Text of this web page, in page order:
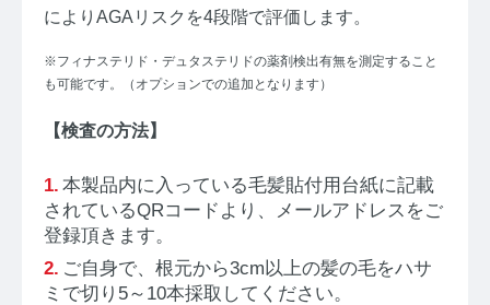
よくあるご質問 TOP
医療機関・報道関係者の方へ
ロード
ホルモン測定技術のご活用についてご案内
運営者情報
によりAGAリスクを4段階で評価します。
※フィナステリド・デュタステリドの薬剤検出有無を測定すること
も可能です。（オプションでの追加となります）
【検査の方法】
本製品内に入っている毛髪貼付用台紙に記載
されているQRコードより、メールアドレスをご
登録頂きます。
ご自身で、根元から3cm以上の髪の毛をハサ
ミで切り5～10本採取してください。